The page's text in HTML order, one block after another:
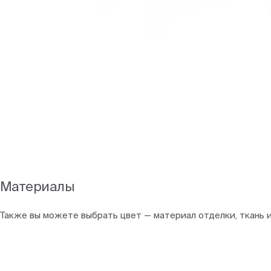
Материалы
Также вы можете выбрать цвет — материал отделки, ткань